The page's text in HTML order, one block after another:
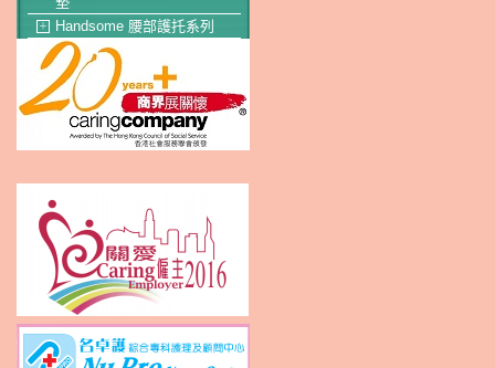
＋ Handsome 腰部護托系列